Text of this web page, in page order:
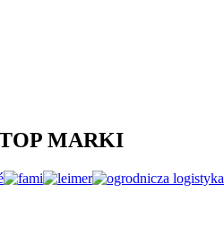
MARKI